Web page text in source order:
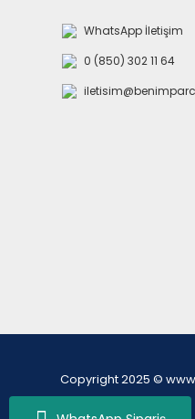
WhatsApp İletişim
0 (850) 302 11 64
Copyright 2025 ©